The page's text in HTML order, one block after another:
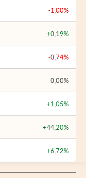
-1,00%
+0,19%
-0,74%
0,00%
+1,05%
+44,20%
+6,72%